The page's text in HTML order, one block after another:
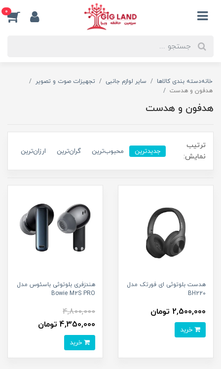
0
خانهدسته بندی کالاها سایر لوازم جانبی
تجهیزات صوت و تصویر
هدفون و هدست
هدفون و هدست
ترتیب
نمایش:
جدیدترین محبوب‌ترین گران‌ترین ارزان‌ترین
هدست بلوتوثی ای فورتک مدل
BH220
2,500,000 تومان
هندزفری بلوتوثی باسئوس مدل
Bowie M2S PRO
4,800,000
4,350,000 تومان